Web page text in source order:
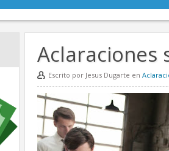
Aclaraciones
Escrito por Jesus Dugarte en